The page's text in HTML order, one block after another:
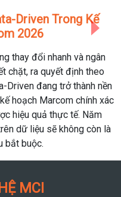
Driven Trong Kế
2026
thay đổi nhanh và ngân
chặt, ra quyết định theo
Driven đang trở thành nền
hoạch Marcom chính xác
hiệu quả thực tế. Năm
dữ liệu sẽ không còn là
bắt buộc.
MCI